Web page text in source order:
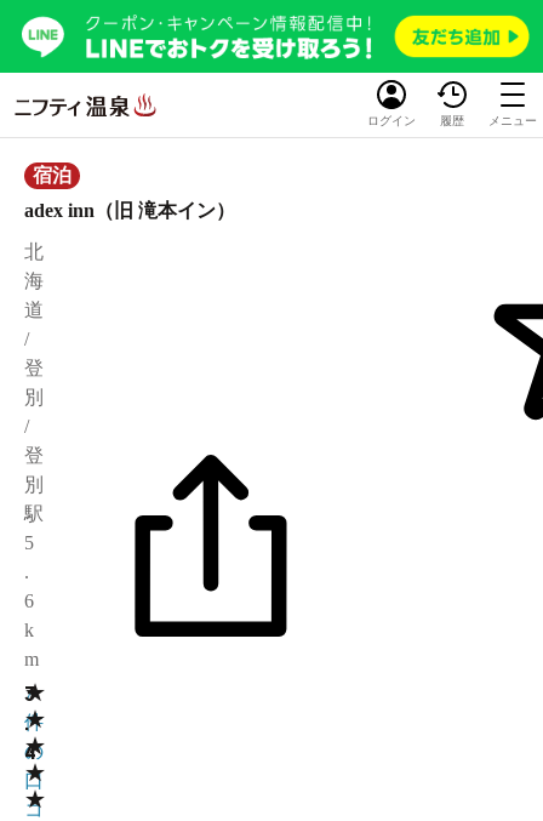
ログイン 履歴 メニュー
宿泊
adex inn（旧 滝本イン）
北
海
道
/
登
別
/
登
別
駅
5
.
6
k
m
★
★
★
★
★
3
.
4
7
件
の
口
コ